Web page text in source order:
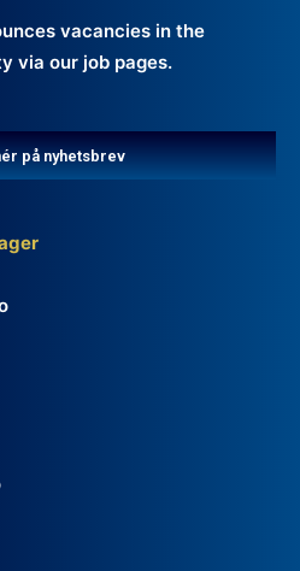
vacancies in the
via our job pages.
på nyhetsbrev